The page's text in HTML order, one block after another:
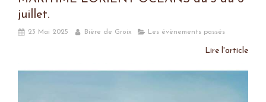
juillet.
23 Mai 2025 Bière de Groix Les évènements passés
Lire l'article